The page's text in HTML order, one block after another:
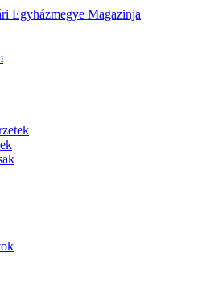
Egyházmegye Magazinja